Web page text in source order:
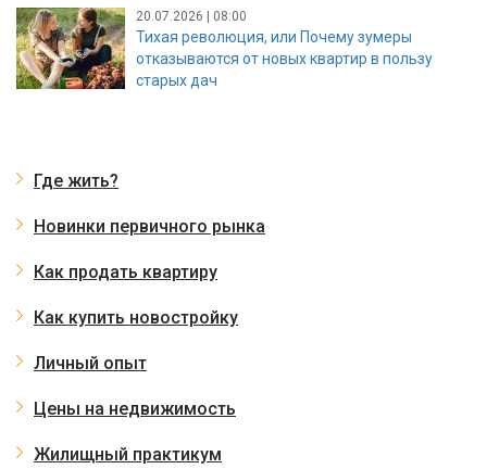
20.07.2026 | 08:00
Тихая революция, или Почему зумеры
отказываются от новых квартир в пользу
старых дач
Где жить?
Новинки первичного рынка
Как продать квартиру
Как купить новостройку
Личный опыт
Цены на недвижимость
Жилищный практикум